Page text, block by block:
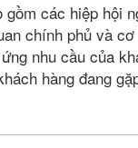
các hiệp hội
chính phủ và
nhu cầu của
hàng đang